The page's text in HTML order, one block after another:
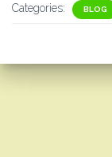
Categories: BLOG